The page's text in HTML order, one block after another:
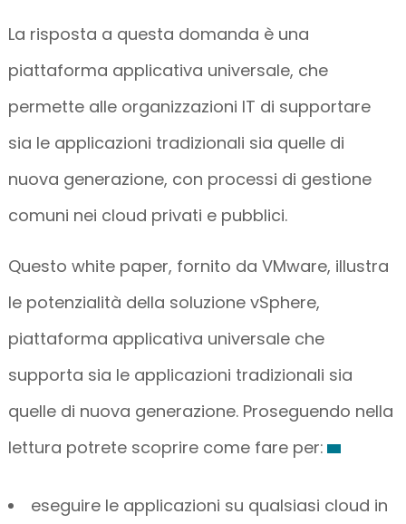
La risposta a questa domanda è una
piattaforma applicativa universale, che
permette alle organizzazioni IT di supportare
sia le applicazioni tradizionali sia quelle di
nuova generazione, con processi di gestione
comuni nei cloud privati e pubblici.
Questo white paper, fornito da VMware, illustra
le potenzialità della soluzione vSphere,
piattaforma applicativa universale che
supporta sia le applicazioni tradizionali sia
quelle di nuova generazione. Proseguendo nella
lettura potrete scoprire come fare per:
eseguire le applicazioni su qualsiasi cloud in